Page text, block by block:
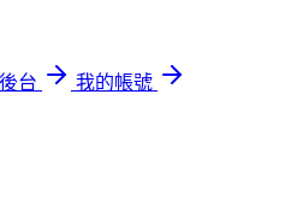
台
我的帳號